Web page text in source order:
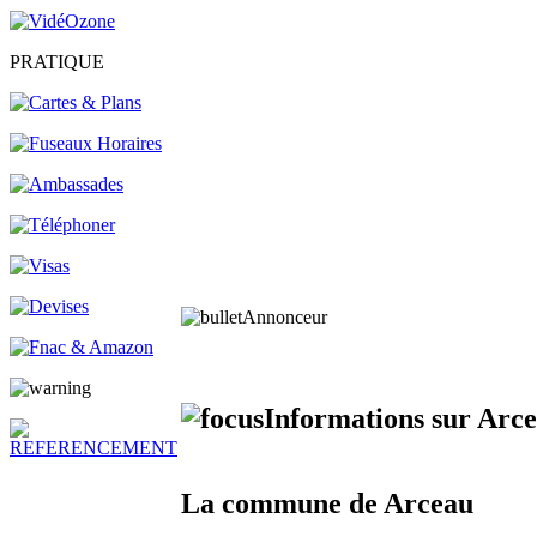
PRATIQUE
Annonceur
Informations sur
La commune de Arceau